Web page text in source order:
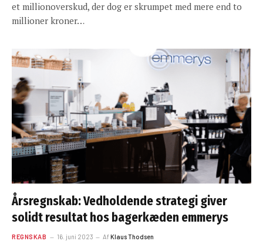
et millionoverskud, der dog er skrumpet med mere end to
millioner kroner…
Årsregnskab: Vedholdende strategi giver
solidt resultat hos bagerkæden emmerys
REGNSKAB 16. juni 2023 AfKlaus Thodsen